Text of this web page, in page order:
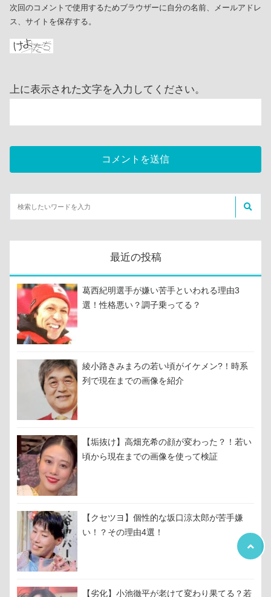
次回のコメントで使用するためブラウザーに自分の名前、メールアドレ
ス、サイトを保存する。
上に表示された文字を入力してください。
最近の投稿
葛西紀明選手が嫌い苦手といわれる理由3
選！性格悪い？調子乗ってる？
綾小路きみまろの若い頃がイケメン?！時系
列で現在までの画像を紹介
【垢抜け】高畑充希の顔が変わった？！若い
頃から現在までの画像を使って検証
【クセツヨ】個性的な坂口涼太郎が苦手嫌
い！？その理由4選！
【劣化】小池徹平が老けて変わり果てる？若